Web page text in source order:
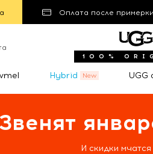
Оплата после примерки
100%
Hybrid UGG
Звенят
И скидки